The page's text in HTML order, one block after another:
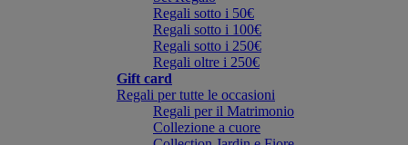
Regali sotto i 50€
Regali sotto i 100€
Regali sotto i 250€
Regali oltre i 250€
Gift card
Regali per tutte le occasioni
Regali per il Matrimonio
Collezione a cuore